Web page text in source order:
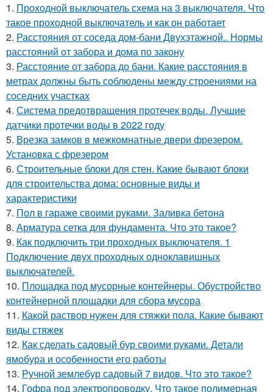
1. Проходной выключатель схема на 3 выключателя. Что
такое проходной выключатель и как он работает
2. Расстояния от соседа дом-бани Двухэтажной.. Нормы
расстояний от забора и дома по закону
3. Расстояние от забора до бани. Какие расстояния в
метрах должны быть соблюдены между строениями на
соседних участках
4. Система предотвращения протечек воды. Лучшие
датчики протечки воды в 2022 году
5. Врезка замков в межкомнатные двери фрезером.
Установка с фрезером
6. Строительные блоки для стен. Какие бывают блоки
для строительства дома: основные виды и
характеристики
7. Пол в гараже своими руками. Заливка бетона
8. Арматура сетка для фундамента. Что это такое?
9. Как подключить три проходных выключателя. 1
Подключение двух проходных одноклавишных
выключателей.
10. Площадка под мусорные контейнеры. Обустройство
контейнерной площадки для сбора мусора
11. Какой раствор нужен для стяжки пола. Какие бывают
виды стяжек
12. Как сделать садовый бур своими руками. Детали
ямобура и особенности его работы
13. Ручной землебур садовый 7 видов. Что это такое?
14. Гофра под электропроводку. Что такое полимерная